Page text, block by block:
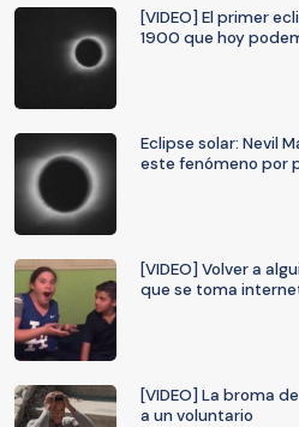
[VIDEO] El primer
1900 que hoy
Eclipse solar: Nevil
este fenómeno por
[VIDEO] Volver a
que se toma
[VIDEO] La broma
a un voluntario